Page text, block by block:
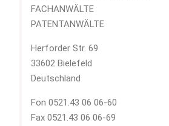
FACHANWÄLTE
PATENTANWÄLTE
Herforder Str. 69
33602 Bielefeld
Deutschland
Fon 0521.43 06 06-60
Fax 0521.43 06 06-69